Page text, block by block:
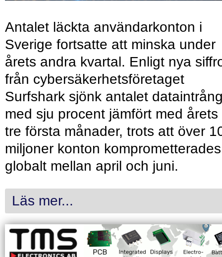
Antalet läckta användarkonton i
Sverige fortsatte att minska under
årets andra kvartal. Enligt nya
från cybersäkerhetsföretaget
Surfshark sjönk antalet
med sju procent jämfört med årets
tre första månader, trots att över
miljoner konton komprometterades
globalt mellan april och juni.
Läs mer...